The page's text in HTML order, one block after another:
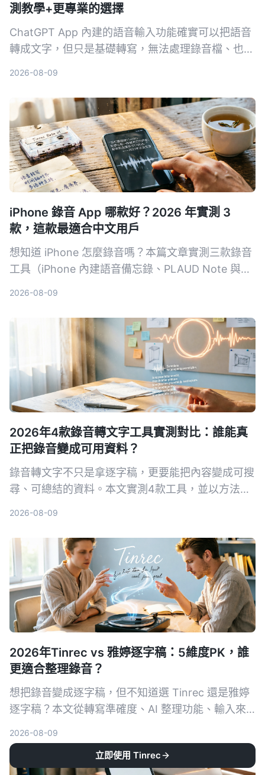
測教學+更專業的選擇
ChatGPT App 內建的語音輸入功能確實可以把語音
轉成文字，但只是基礎轉寫，無法處理錄音檔、也沒
具 Tinrec，看看哪一個更適合會議、學習和內容整
理。
2026-08-09
iPhone 錄音 App 哪款好？2026 年實測 3
款，這款最適合中文用戶
想知道 iPhone 怎麼錄音嗎？本篇文章實測三款錄音
工具（iPhone 內建語音備忘錄、PLAUD Note 與
2026-08-09
2026年4款錄音轉文字工具實測對比：誰能真
正把錄音變成可用資料？
錄音轉文字不只是拿逐字稿，更要能把內容變成可搜
尋、可總結的資料。本文實測4款工具，並以方法論
2026-08-09
2026年Tinrec vs 雅婷逐字稿：5維度PK，誰
更適合整理錄音？
想把錄音變成逐字稿，但不知道選 Tinrec 還是雅婷
逐字稿？本文從轉寫準確度、AI 整理功能、輸入來
到最適合自己的免費 AI 逐字稿工具。
2026-08-09
立即使用 Tinrec